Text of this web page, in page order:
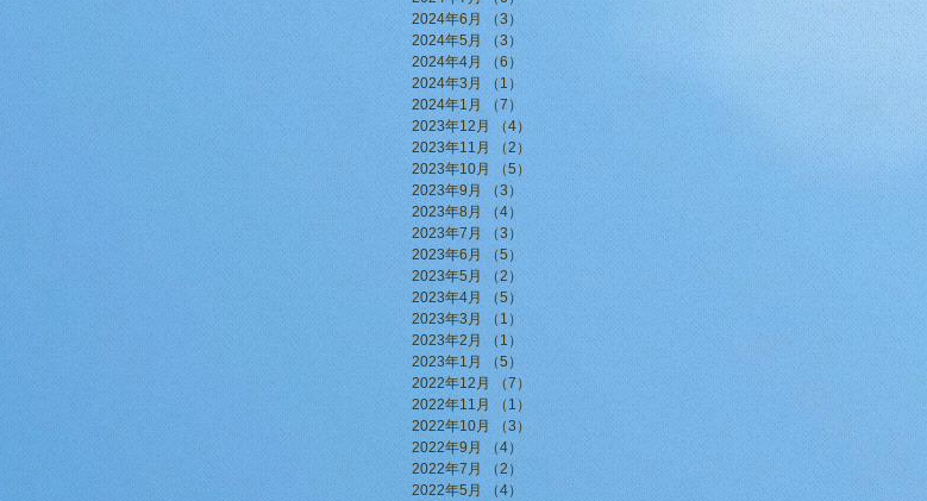
2024年6月
（3）3件の記事
2024年5月 （3）
3件の記事
2024年4月
（6）6件の記事
2024年3月
（1）
1件の記事
2024年1月
（7）
7件の記事
2023年12月
（4） 4件の記事
2023年11月
（2） 2件の記事
2023年10月
（5）
5件の記事
2023年9月
（3） 3件の記事
2023年8月 （4）
4件の記事
2023年7月
（3） 3件の記事
2023年6月
（5）5件の記事
2023年5月 （2）
2件の記事
2023年4月
（5）5件の記事
2023年3月
（1）1件の記事
2023年2月 （1） 1件の記事
2023年1月
（5）5件の記事
2022年12月
（7）
7件の記事
2022年11月 （1） 1件の記事
2022年10月
（3）
3件の記事
2022年9月 （4）
4件の記事
2022年7月 （2）
2件の記事
2022年5月
（4）
4件の記事